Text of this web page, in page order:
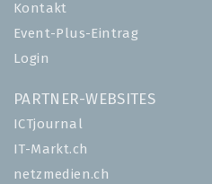
Kontakt
Event-Plus-Eintrag
Login
PARTNER-WEBSITES
ICTjournal
IT-Markt.ch
netzmedien.ch